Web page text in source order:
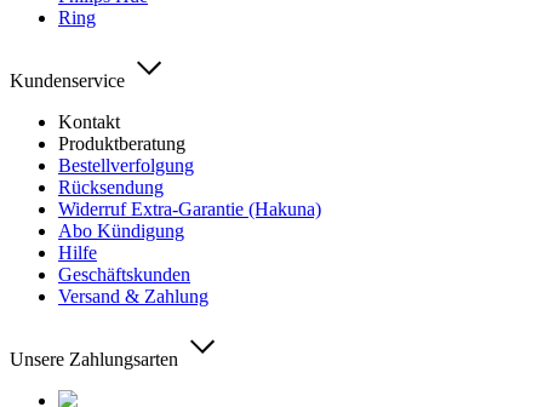
Ring
Kundenservice
Kontakt
Produktberatung
Bestellverfolgung
Rücksendung
Widerruf Extra-Garantie (Hakuna)
Abo Kündigung
Hilfe
Geschäftskunden
Versand & Zahlung
Unsere Zahlungsarten